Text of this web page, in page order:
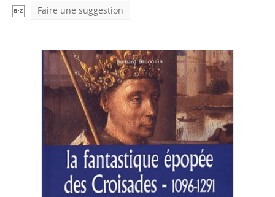
Faire une suggestion